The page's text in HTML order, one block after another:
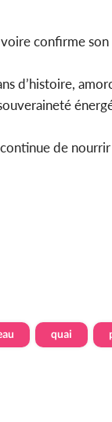
confirme
d’histoire,
de
quai